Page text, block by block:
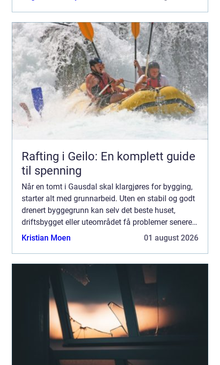
Rafting i Geilo: En komplett guide
til spenning
Når en tomt i Gausdal skal klargjøres for bygging,
starter alt med grunnarbeid. Uten en stabil og godt
drenert byggegrunn kan selv det beste huset,
driftsbygget eller uteområdet få problemer senere. I
et område med variert terreng, tele og mye nedbør...
Kristian Moen 01 august 2026